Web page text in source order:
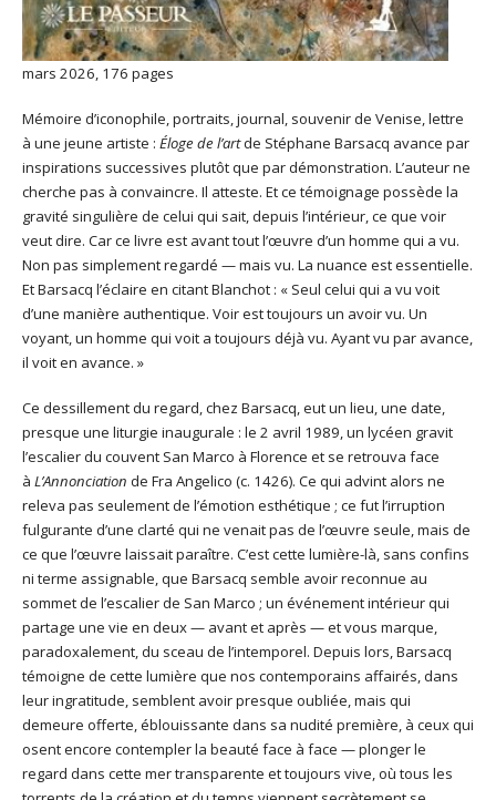
mars 2026, 176 pages
Mémoire d’iconophile, portraits, journal, souvenir de Venise, lettre
à une jeune artiste : Éloge de l’artde Stéphane Barsacq avance par
inspirations successives plutôt que par démonstration. L’auteur ne
cherche pas à convaincre. Il atteste. Et ce témoignage possède la
gravité singulière de celui qui sait, depuis l’intérieur, ce que voir
veut dire. Car ce livre est avant tout l’œuvre d’un homme qui a vu.
Non pas simplement regardé — mais vu. La nuance est essentielle.
Et Barsacq l’éclaire en citant Blanchot : « Seul celui qui a vu voit
d’une manière authentique. Voir est toujours un avoir vu. Un
voyant, un homme qui voit a toujours déjà vu. Ayant vu par avance,
il voit en avance. »
Ce dessillement du regard, chez Barsacq, eut un lieu, une date,
presque une liturgie inaugurale : le 2 avril 1989, un lycéen gravit
l’escalier du couvent San Marco à Florence et se retrouva face
à L’Annonciation de Fra Angelico (c. 1426). Ce qui advint alors ne
releva pas seulement de l’émotion esthétique ; ce fut l’irruption
fulgurante d’une clarté qui ne venait pas de l’œuvre seule, mais de
ce que l’œuvre laissait paraître. C’est cette lumière-là, sans confins
ni terme assignable, que Barsacq semble avoir reconnue au
sommet de l’escalier de San Marco ; un événement intérieur qui
partage une vie en deux — avant et après — et vous marque,
paradoxalement, du sceau de l’intemporel. Depuis lors, Barsacq
témoigne de cette lumière que nos contemporains affairés, dans
leur ingratitude, semblent avoir presque oubliée, mais qui
demeure offerte, éblouissante dans sa nudité première, à ceux qui
osent encore contempler la beauté face à face — plonger le
regard dans cette mer transparente et toujours vive, où tous les